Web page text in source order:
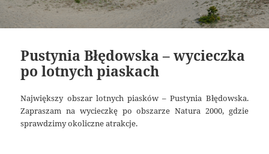
Pustynia Błędowska – wycieczka
po lotnych piaskach
Największy obszar lotnych piasków – Pustynia Błędowska.
Zapraszam na wycieczkę po obszarze Natura 2000, gdzie
sprawdzimy okoliczne atrakcje.